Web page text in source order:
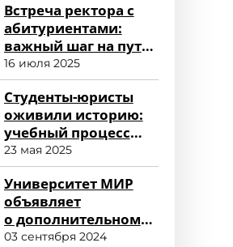
Встреча ректора с
абитуриентами:
важный шаг на пути
к успешному
зачислению
16 июля 2025
Студенты-юристы
оживили историю:
учебный процесс
«Суд над Жанной
д’Арк»
23 мая 2025
Университет МИР
объявляет
о дополнительном
наборе
03 сентября 2024